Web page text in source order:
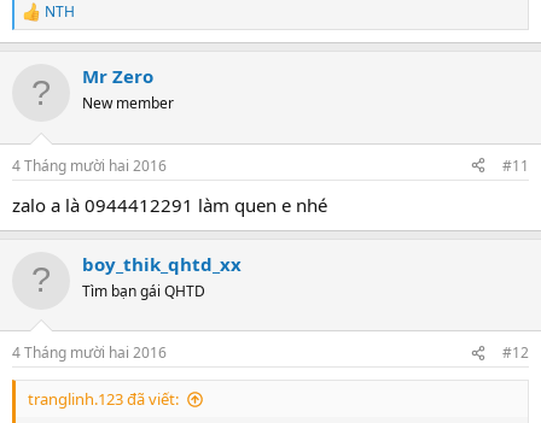
R
e
s
NTH
Mr Zero
New member
4 Tháng mười hai 2016 #11
zalo a là 0944412291 làm quen e nhé
boy_thik_qhtd_xx
Tìm bạn gái QHTD
4 Tháng mười hai 2016 #12
tranglinh.123 đã viết: